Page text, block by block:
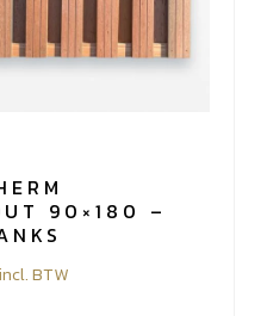
90×180 –
incl. BTW